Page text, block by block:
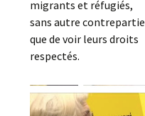
migrants et réfugiés,
sans autre contrepartie
que de voir leurs droits
respectés.